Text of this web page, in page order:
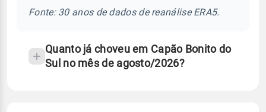
temperatura
Fonte: 30 anos de dados de reanálise ERA5.
Quanto já choveu em Capão Bonito do
Sul no mês de agosto/2026?